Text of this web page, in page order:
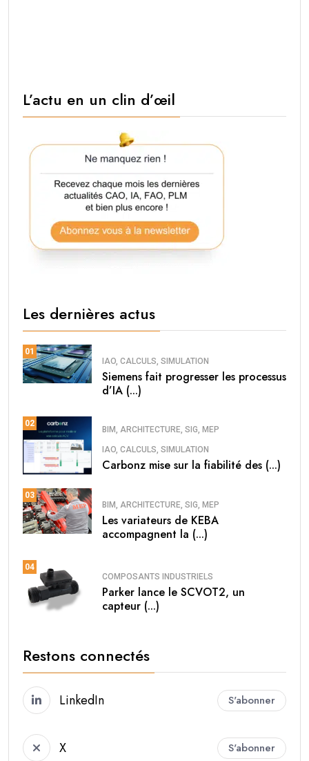
L’actu en un clin d’œil
Les dernières actus
01
IAO, CALCULS, SIMULATION
Siemens fait progresser les processus
d’IA (...)
02
BIM, ARCHITECTURE, SIG, MEP
IAO, CALCULS, SIMULATION
Carbonz mise sur la fiabilité des (...)
03
BIM, ARCHITECTURE, SIG, MEP
Les variateurs de KEBA
accompagnent la (...)
04
COMPOSANTS INDUSTRIELS
Parker lance le SCVOT2, un
capteur (...)
Restons connectés
LinkedIn S'abonner
X S'abonner